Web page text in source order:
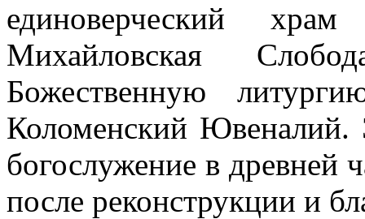
единоверческий
Михайловская
Божественную
Коломенский Ювеналий.
богослужение в древней
после реконструкции и